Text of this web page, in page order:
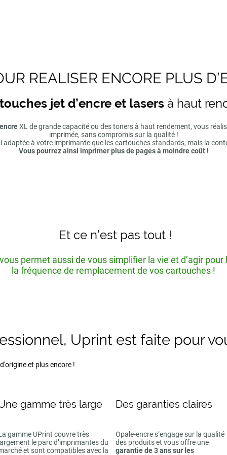
REALISER ENCORE PLUS
jet d’encre et lasersà haut
XL de grande capacité ou des toners à haut rendement, vous
imprimée, sans compromis sur la qualité !
à votre imprimante que les cartouches standards, mais la
Vous pourrez ainsi imprimer plus de pages à moindre coût !
Et ce n’est pas tout !
permet aussi de vous simplifier la vie et d’agir pour
la fréquence de remplacement de vos cartouches !
Uprint est faite pour
et plus encore !
gamme très large
gamme UPrint couvre très
le parc d’imprimantes du
et sont compatibles avec la
Des garanties claires
Opale-encre s’engage sur la qualité
des produits et vous offre une
garantie de 3 ans sur les